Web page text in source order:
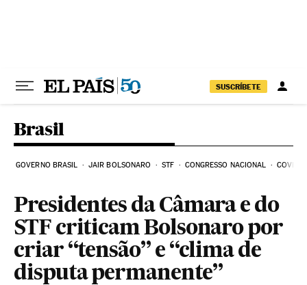
SUSCRÍBETE
Brasil
GOVERNO BRASIL JAIR BOLSONARO STF CONGRESSO NACIONAL COVID-
Presidentes da Câmara e do
STF criticam Bolsonaro por
criar “tensão” e “clima de
disputa permanente”